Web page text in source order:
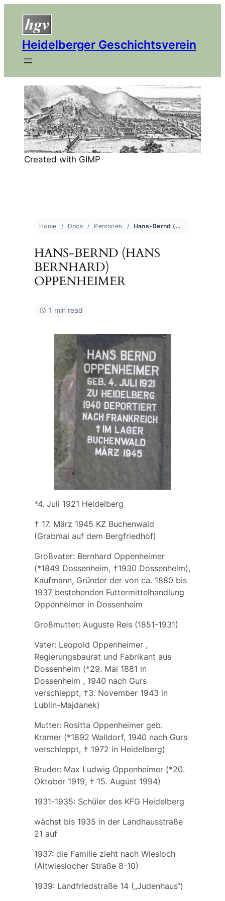
Heidelberger Geschichtsverein
Created with GIMP
Home Docs Personen Hans-Bernd (Hans Bernhard) Oppenheimer
HANS-BERND (HANS
BERNHARD)
OPPENHEIMER
1 min read
*4. Juli 1921 Heidelberg
† 17. März 1945 KZ Buchenwald
(Grabmal auf dem Bergfriedhof)
Großvater: Bernhard Oppenheimer
(*1849 Dossenheim, †1930 Dossenheim),
Kaufmann, Gründer der von ca. 1880 bis
1937 bestehenden Futtermittelhandlung
Oppenheimer in Dossenheim
Großmutter: Auguste Reis(1851-1931)
Vater: Leopold Oppenheimer,
Regierungsbaurat und Fabrikant aus
Dossenheim (*29. Mai 1881 in
Dossenheim , 1940 nach Gurs
verschleppt, †3. November 1943 in
Lublin-Majdanek)
Mutter: Rositta Oppenheimergeb.
Kramer(*1892 Walldorf, 1940 nach Gurs
verschleppt, † 1972 in Heidelberg)
Bruder: Max Ludwig Oppenheimer(*20.
Oktober 1919, † 15. August 1994)
1931-1935: Schüler des KFG Heidelberg
wächst bis 1935 in der Landhausstraße
21 auf
1937: die Familie zieht nach Wiesloch
(Altwieslocher Straße 8-10)
1939: Landfriedstraße 14 („Judenhaus“)